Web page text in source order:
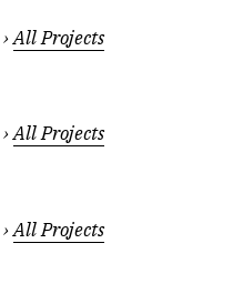
›All Projects
›All Projects
›All Projects